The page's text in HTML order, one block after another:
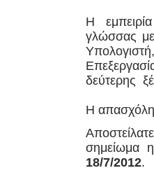
Η
γλώσσας
δεύτερης
Η
σημείωμα
18/7/2012.